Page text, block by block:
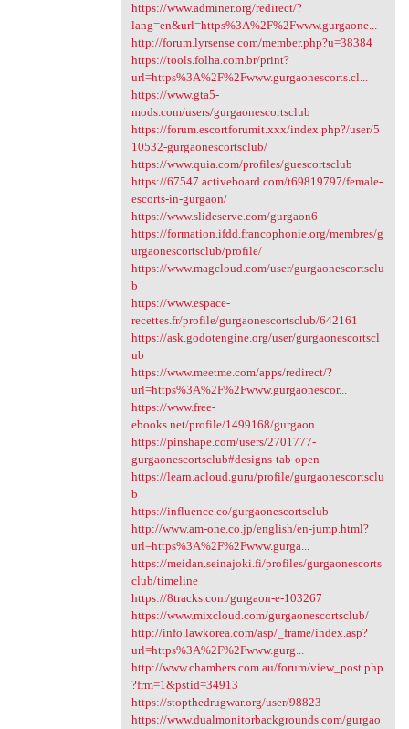
https://www.adminer.org/redirect/?
lang=en&url=https%3A%2F%2Fwww.gurgaone...
http://forum.lyrsense.com/member.php?u=38384
https://tools.folha.com.br/print?
url=https%3A%2F%2Fwww.gurgaonescorts.cl...
https://www.gta5-
mods.com/users/gurgaonescortsclub
https://forum.escortforumit.xxx/index.php?/user/5
10532-gurgaonescortsclub/
https://www.quia.com/profiles/guescortsclub
https://67547.activeboard.com/t69819797/female-
escorts-in-gurgaon/
https://www.slideserve.com/gurgaon6
https://formation.ifdd.francophonie.org/membres/g
urgaonescortsclub/profile/
https://www.magcloud.com/user/gurgaonescortsclu
b
https://www.espace-
recettes.fr/profile/gurgaonescortsclub/642161
https://ask.godotengine.org/user/gurgaonescortscl
ub
https://www.meetme.com/apps/redirect/?
url=https%3A%2F%2Fwww.gurgaonescor...
https://www.free-
ebooks.net/profile/1499168/gurgaon
https://pinshape.com/users/2701777-
gurgaonescortsclub#designs-tab-open
https://learn.acloud.guru/profile/gurgaonescortsclu
b
https://influence.co/gurgaonescortsclub
http://www.am-one.co.jp/english/en-jump.html?
url=https%3A%2F%2Fwww.gurga...
https://meidan.seinajoki.fi/profiles/gurgaonescorts
club/timeline
https://8tracks.com/gurgaon-e-103267
https://www.mixcloud.com/gurgaonescortsclub/
http://info.lawkorea.com/asp/_frame/index.asp?
url=https%3A%2F%2Fwww.gurg...
http://www.chambers.com.au/forum/view_post.php
?frm=1&pstid=34913
https://stopthedrugwar.org/user/98823
https://www.dualmonitorbackgrounds.com/gurgao